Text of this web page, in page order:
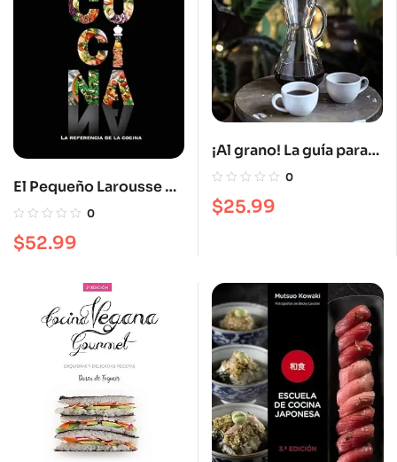
El Pequeño Larousse de
la cocina: La referencia
0
$52.99
¡Al grano! La guía para
comprar, preparar y
0
$25.99